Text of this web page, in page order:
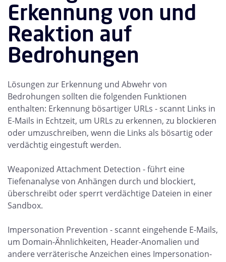
Erkennung von und
Reaktion auf
Bedrohungen
Lösungen zur Erkennung und Abwehr von
Bedrohungen sollten die folgenden Funktionen
enthalten: Erkennung bösartiger URLs - scannt Links in
E-Mails in Echtzeit, um URLs zu erkennen, zu blockieren
oder umzuschreiben, wenn die Links als bösartig oder
verdächtig eingestuft werden.
Weaponized Attachment Detection - führt eine
Tiefenanalyse von Anhängen durch und blockiert,
überschreibt oder sperrt verdächtige Dateien in einer
Sandbox.
Impersonation Prevention - scannt eingehende E-Mails,
um Domain-Ähnlichkeiten, Header-Anomalien und
andere verräterische Anzeichen eines Impersonation-